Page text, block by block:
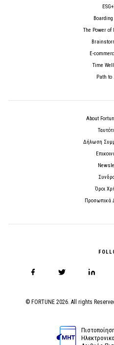
The Power of
E-
Time
Path to
About
Δήλωση
Όροι
Προσωπικά
© FORTUNE 2026. All rights